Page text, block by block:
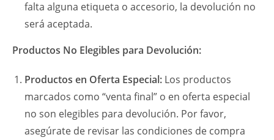
falta alguna etiqueta o accesorio, la devolución no
será aceptada.
Productos No Elegibles para Devolución:
Productos en Oferta Especial: Los productos
marcados como “venta final” o en oferta especial
no son elegibles para devolución. Por favor,
asegúrate de revisar las condiciones de compra